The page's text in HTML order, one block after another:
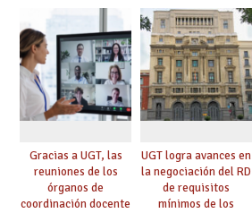
Gracias a UGT, las
reuniones de los
órganos de
coordinación docente
UGT logra avances en
la negociación del RD
de requisitos
mínimos de los